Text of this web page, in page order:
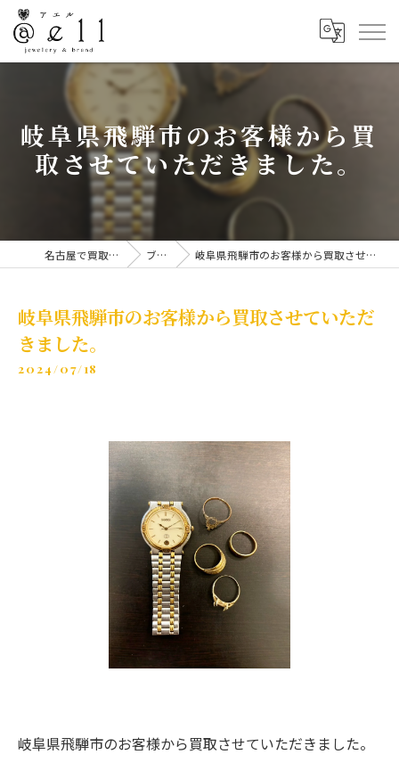
岐阜県飛騨市のお客様から買
取させていただきました。
名古屋で買取なら@ell ブログ 岐阜県飛騨市のお客様から買取させていただきました。
岐阜県飛騨市のお客様から買取させていただ
きました。
2024/07/18
岐阜県飛騨市のお客様から買取させていただきました。